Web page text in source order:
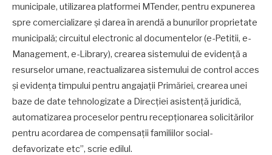
municipale, utilizarea platformei MTender, pentru expunerea
spre comercializare și darea în arendă a bunurilor proprietate
municipală; circuitul electronic al documentelor (e-Petitii, e-
Management, e-Library), crearea sistemului de evidență a
resurselor umane, reactualizarea sistemului de control acces
și evidența timpului pentru angajații Primăriei, crearea unei
baze de date tehnologizate a Direcției asistență juridică,
automatizarea proceselor pentru recepționarea solicitărilor
pentru acordarea de compensații familiilor social-
defavorizate etc”, scrie edilul.